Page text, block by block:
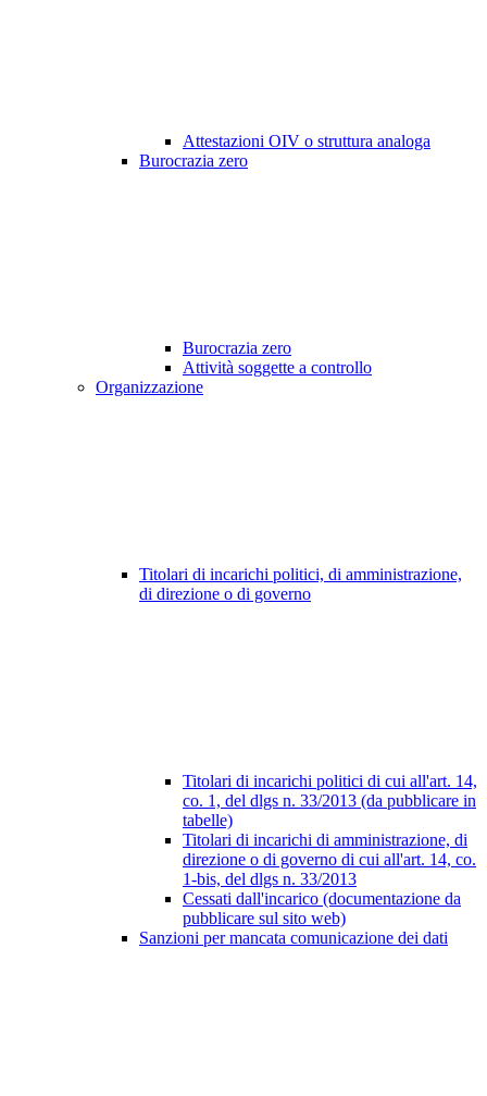
Attestazioni OIV o struttura analoga
Burocrazia zero
Burocrazia zero
Attività soggette a controllo
Organizzazione
Titolari di incarichi politici, di amministrazione,
di direzione o di governo
Titolari di incarichi politici di cui all'art. 14,
co. 1, del dlgs n. 33/2013 (da pubblicare in
tabelle)
Titolari di incarichi di amministrazione, di
direzione o di governo di cui all'art. 14, co.
1-bis, del dlgs n. 33/2013
Cessati dall'incarico (documentazione da
pubblicare sul sito web)
Sanzioni per mancata comunicazione dei dati